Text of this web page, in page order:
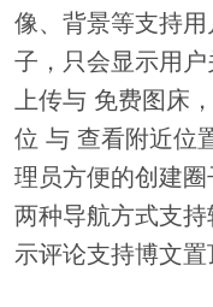
像、背景等支持
子，只会显示用
上传与 免费图床
位 与 查看附近位
理员方便的创建
两种导航方式支
示评论支持博文